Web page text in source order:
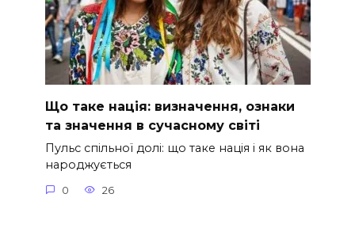
Що таке нація: визначення, ознаки
та значення в сучасному світі
Пульс спільної долі: що таке нація і як вона
народжується
0 26